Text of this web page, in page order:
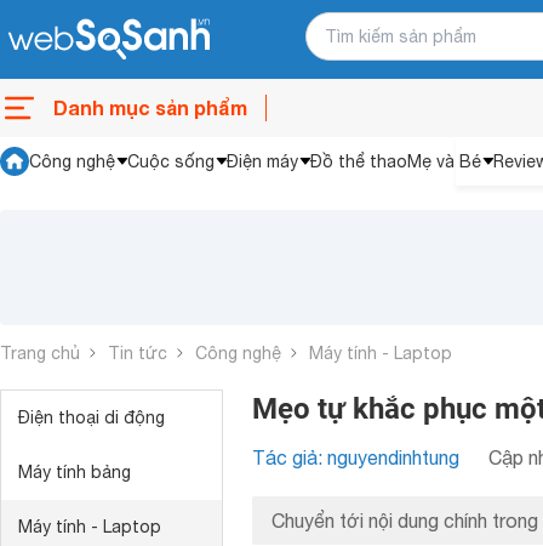
Danh mục sản phẩm
Công nghệ Cuộc sống Điện máy Đồ thể thaoMẹ và Bé
Trang chủ Tin tức Công nghệ Máy tính - Laptop
Điện thoại di động
Máy tính bảng
Máy tính - Laptop
Mẹo tự khắc phục
Tác giả: nguyendinhtung Cập
Chuyển tới nội dung chính trong